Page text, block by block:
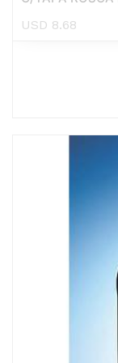
USD 8.68